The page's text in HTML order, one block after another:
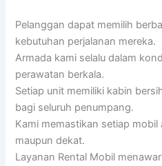
Pelanggan dapat memilih
kebutuhan perjalanan mereka.
Armada kami selalu dalam
perawatan berkala.
Setiap unit memiliki kabin
bagi seluruh penumpang.
Kami memastikan setiap mobil
maupun dekat.
Layanan Rental Mobil